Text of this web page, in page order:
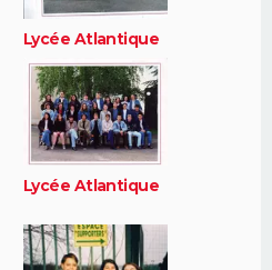
Lycée Atlantique
Lycée Atlantique